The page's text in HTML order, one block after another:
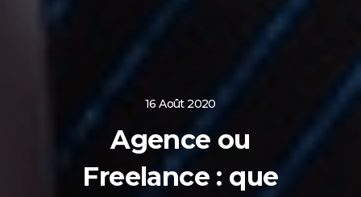
16 Août 2020
Agence ou
Freelance : que